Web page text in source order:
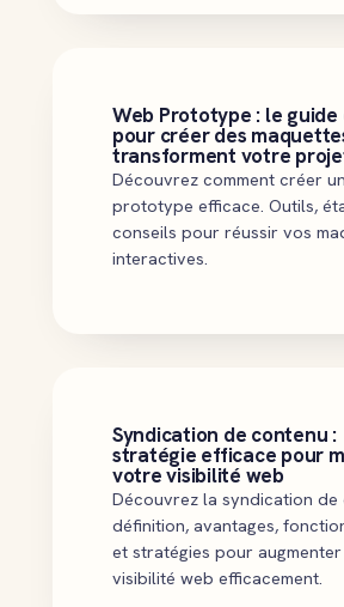
Web Prototype : le
pour créer des
transforment votre
Découvrez comment créer
prototype efficace. Outils,
conseils pour réussir vos
interactives.
Syndication de contenu :
stratégie efficace pour
votre visibilité web
Découvrez la syndication de
définition, avantages,
et stratégies pour
visibilité web efficacement.